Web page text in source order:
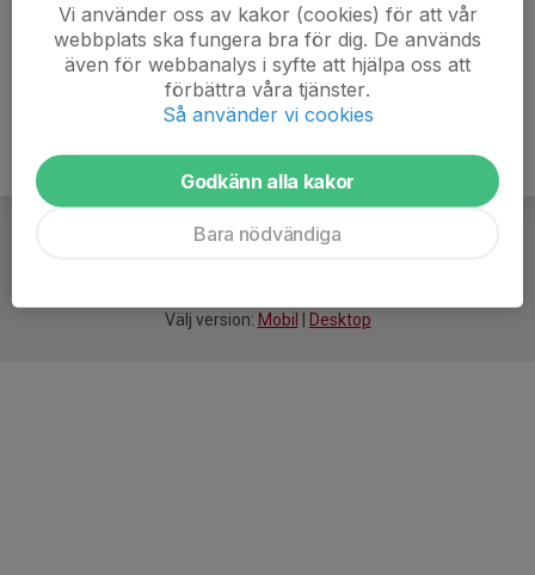
Välj version: Mobil Desktop
Vi använder oss av kakor (cookies) för att vår
webbplats ska fungera bra för dig. De används
även för webbanalys i syfte att hjälpa oss att
förbättra våra tjänster.
Så använder vi cookies
Godkänn alla kakor
Bara nödvändiga